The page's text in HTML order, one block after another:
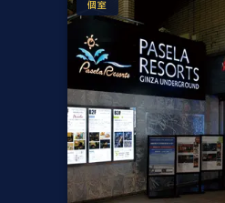
個室